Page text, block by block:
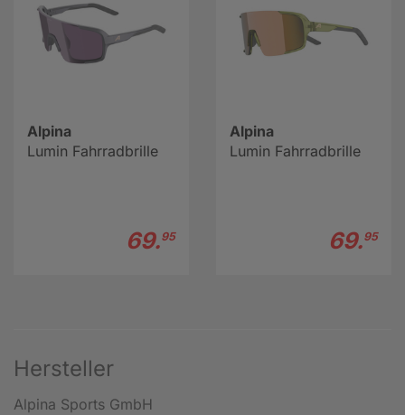
Alpina
Lumin Fahrradbrille
69.95
Alpina
Lumin Fahrradbrille
69.95
Hersteller
Alpina Sports GmbH